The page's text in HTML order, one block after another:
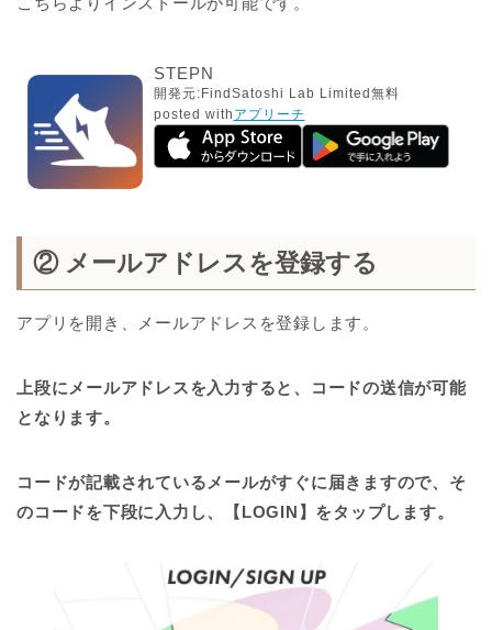
STEPN
開発元: FindSatoshi Lab Limited 無料
posted with アプリーチ
② メールアドレスを登録する
アプリを開き、メールアドレスを登録します。
上段にメールアドレスを入力すると、コードの送信が可能
となります。
コードが記載されているメールがすぐに届きますので、そ
のコードを下段に入力し、【LOGIN】をタップします。